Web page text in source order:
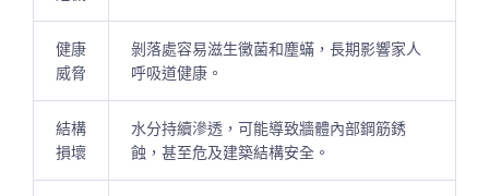
健康
威脅
剝落處容易滋生黴菌和塵蟎，長期影響家人
呼吸道健康。
結構
損壞
水分持續滲透，可能導致牆體內部鋼筋銹
蝕，甚至危及建築結構安全。